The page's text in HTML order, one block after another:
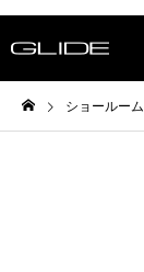
ショールーム